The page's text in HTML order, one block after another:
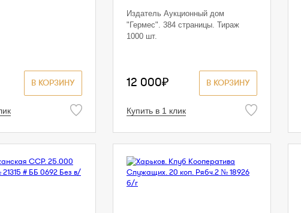
В КОРЗИНУ
Издатель Аукционный дом
"Гермес". 384 страницы. Тираж
1000 шт.
В КОРЗИНУ
12 000₽
Купить в 1 клик